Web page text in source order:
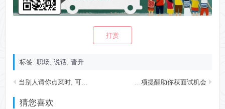
打赏
标签:职场,说话,晋升
当别人请你点菜时, 可不要傻乎乎地接过菜单 重要4项提醒助你获面试机会
猜您喜欢